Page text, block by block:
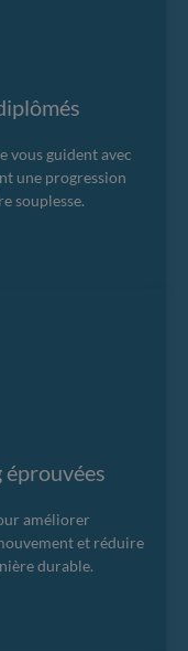
vous guident avec
une progression
souplesse.
améliorer
et réduire
durable.